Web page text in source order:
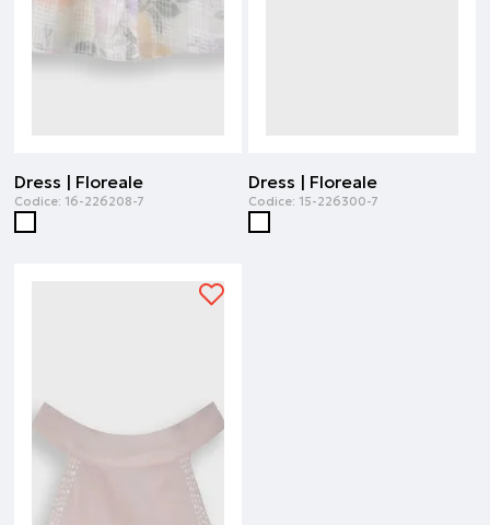
Dress | Floreale
Codice: 16-226208-7
Dress | Floreale
Codice: 15-226300-7